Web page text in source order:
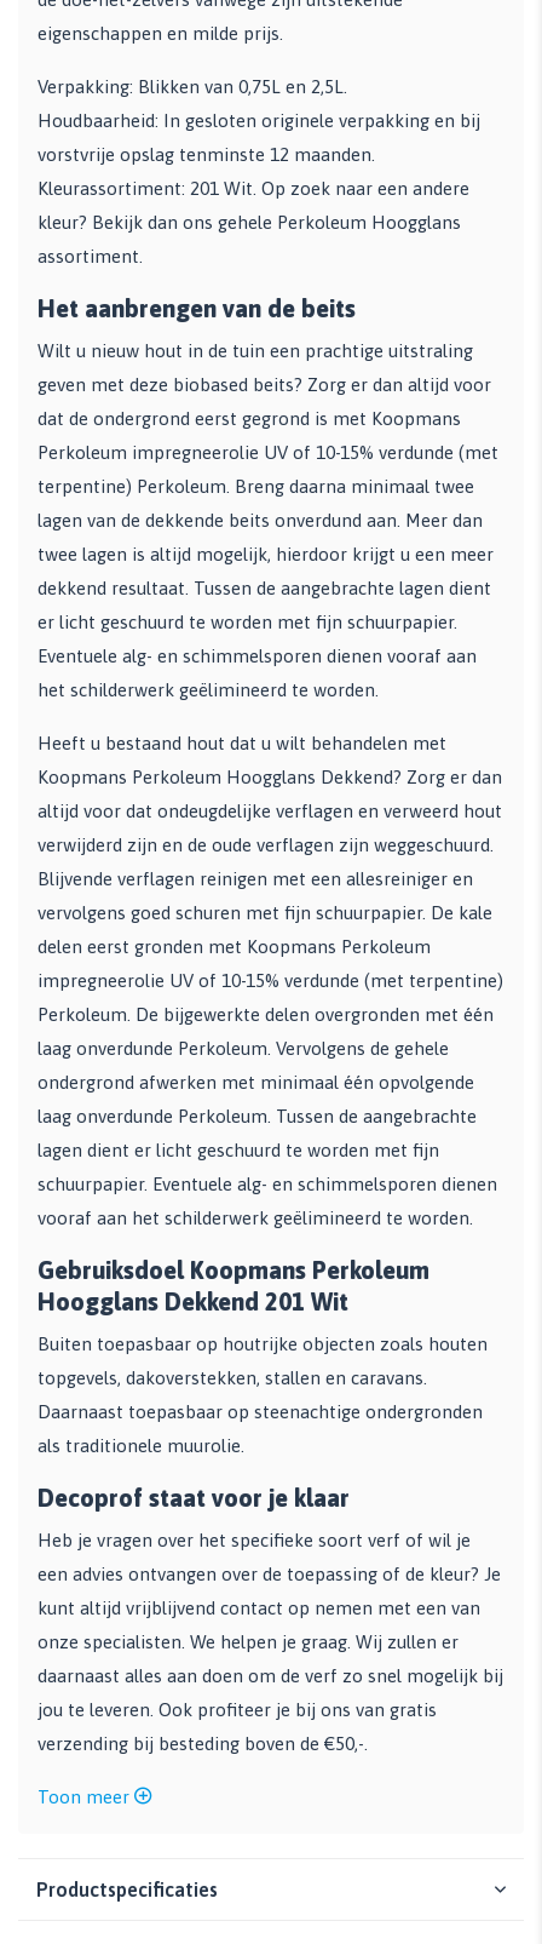
eigenschappen en milde prijs.
Verpakking: Blikken van 0,75L en 2,5L.
Houdbaarheid: In gesloten originele verpakking en bij
vorstvrije opslag tenminste 12 maanden.
Kleurassortiment: 201 Wit. Op zoek naar een andere
kleur? Bekijk dan ons gehele Perkoleum Hoogglans
assortiment.
Het aanbrengen van de beits
Wilt u nieuw hout in de tuin een prachtige uitstraling
geven met deze biobased beits? Zorg er dan altijd voor
dat de ondergrond eerst gegrond is met Koopmans
Perkoleum impregneerolie UV of 10-15% verdunde (met
terpentine) Perkoleum. Breng daarna minimaal twee
lagen van de dekkende beits onverdund aan. Meer dan
twee lagen is altijd mogelijk, hierdoor krijgt u een meer
dekkend resultaat. Tussen de aangebrachte lagen dient
er licht geschuurd te worden met fijn schuurpapier.
Eventuele alg- en schimmelsporen dienen vooraf aan
het schilderwerk geëlimineerd te worden.
Heeft u bestaand hout dat u wilt behandelen met
Koopmans Perkoleum Hoogglans Dekkend? Zorg er dan
altijd voor dat ondeugdelijke verflagen en verweerd hout
verwijderd zijn en de oude verflagen zijn weggeschuurd.
Blijvende verflagen reinigen met een allesreiniger en
vervolgens goed schuren met fijn schuurpapier. De kale
delen eerst gronden met Koopmans Perkoleum
impregneerolie UV of 10-15% verdunde (met terpentine)
Perkoleum. De bijgewerkte delen overgronden met één
laag onverdunde Perkoleum. Vervolgens de gehele
ondergrond afwerken met minimaal één opvolgende
laag onverdunde Perkoleum. Tussen de aangebrachte
lagen dient er licht geschuurd te worden met fijn
schuurpapier. Eventuele alg- en schimmelsporen dienen
vooraf aan het schilderwerk geëlimineerd te worden.
Gebruiksdoel Koopmans Perkoleum
Hoogglans Dekkend 201 Wit
Buiten toepasbaar op houtrijke objecten zoals houten
topgevels, dakoverstekken, stallen en caravans.
Daarnaast toepasbaar op steenachtige ondergronden
als traditionele muurolie.
Decoprof staat voor je klaar
Heb je vragen over het specifieke soort verf of wil je
een advies ontvangen over de toepassing of de kleur? Je
kunt altijd vrijblijvend contact op nemen met een van
onze specialisten. We helpen je graag. Wij zullen er
daarnaast alles aan doen om de verf zo snel mogelijk bij
jou te leveren. Ook profiteer je bij ons van gratis
verzending bij besteding boven de €50,-.
Toon meer
Productspecificaties